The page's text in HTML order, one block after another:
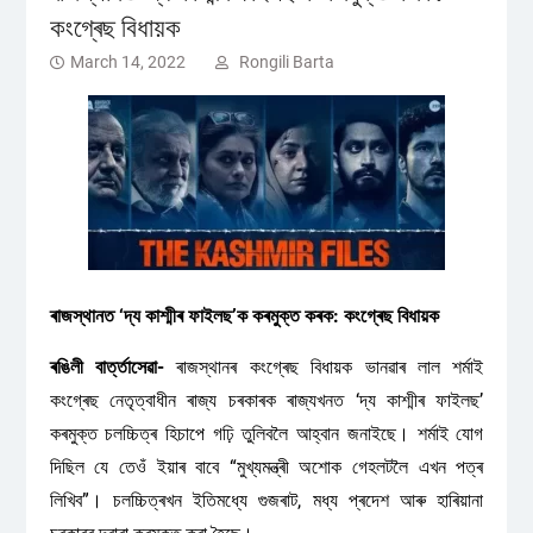
কংগ্ৰেছ বিধায়ক
March 14, 2022 Rongili Barta
ৰাজস্থানত ‘দ্য কাশ্মীৰ ফাইলছ’ক কৰমুক্ত কৰক: কংগ্ৰেছ বিধায়ক
ৰঙিলী বাৰ্ত্তাসেৱা- ৰাজস্থানৰ কংগ্ৰেছ বিধায়ক ভানৱাৰ লাল শৰ্মাই
কংগ্ৰেছ নেতৃত্বাধীন ৰাজ্য চৰকাৰক ৰাজ্যখনত ‘দ্য কাশ্মীৰ ফাইলছ’
কৰমুক্ত চলচ্চিত্ৰ হিচাপে গঢ়ি তুলিবলৈ আহ্বান জনাইছে। শৰ্মাই যোগ
দিছিল যে তেওঁ ইয়াৰ বাবে “মুখ্যমন্ত্ৰী অশোক গেহলটলৈ এখন পত্ৰ
লিখিব”। চলচ্চিত্ৰখন ইতিমধ্যে গুজৰাট, মধ্য প্ৰদেশ আৰু হাৰিয়ানা